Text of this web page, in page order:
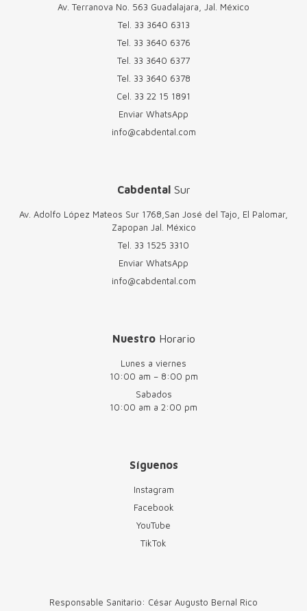
Av. Terranova No. 563 Guadalajara, Jal. México
Tel. 33 3640 6313
Tel. 33 3640 6376
Tel. 33 3640 6377
Tel. 33 3640 6378
Cel. 33 22 15 1891
Enviar WhatsApp
info@cabdental.com
CabdentalSur
Av. Adolfo López Mateos Sur 1768,San José del Tajo, El Palomar,
Zapopan Jal. México
Tel. 33 1525 3310
Enviar WhatsApp
info@cabdental.com
NuestroHorario
Lunes a viernes
10:00 am – 8:00 pm
Sabados
10:00 am a 2:00 pm
Síguenos
Instagram
Facebook
YouTube
TikTok
Responsable Sanitario: César Augusto Bernal Rico